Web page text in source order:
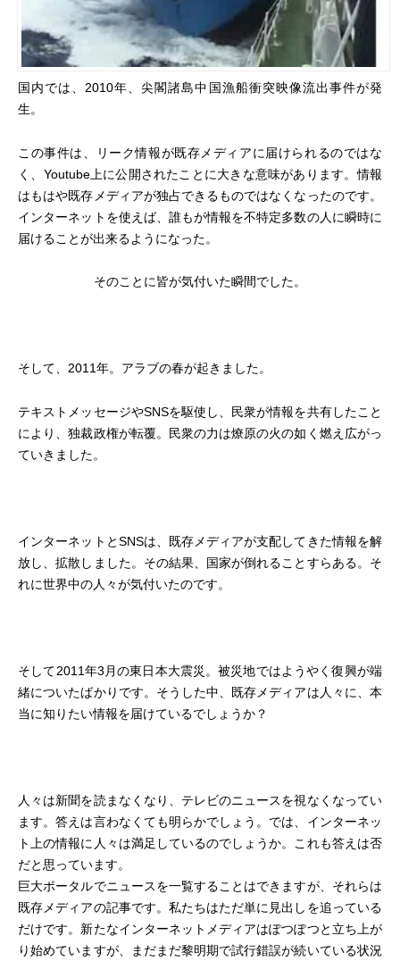
国内では、2010年、尖閣諸島中国漁船衝突映像流出事件が発
生。
この事件は、リーク情報が既存メディアに届けられるのではな
く、Youtube上に公開されたことに大きな意味があります。情報
はもはや既存メディアが独占できるものではなくなったのです。
インターネットを使えば、誰もが情報を不特定多数の人に瞬時に
届けることが出来るようになった。
そのことに皆が気付いた瞬間でした。
そして、2011年。 アラブの春が起きました。
テキストメッセージやSNSを駆使し、民衆が情報を共有したこと
により、独裁政権が転覆。民衆の力は燎原の火の如く燃え広がっ
ていきました。
インターネットとSNSは、既存メディアが支配してきた情報を解
放し、拡散しました。その結果、国家が倒れることすらある。そ
れに世界中の人々が気付いたのです。
そして2011年3月の東日本大震災。被災地ではようやく復興が端
緒についたばかりです。そうした中、既存メディアは人々に、本
当に知りたい情報を届けているでしょうか？
人々は新聞を読まなくなり、テレビのニュースを視なくなってい
ます。答えは言わなくても明らかでしょう。では、インターネッ
ト上の情報に人々は満足しているのでしょうか。これも答えは否
だと思っています。
巨大ポータルでニュースを一覧することはできますが、それらは
既存メディアの記事です。私たちはただ単に見出しを追っている
だけです。新たなインターネットメディアはぽつぽつと立ち上が
り始めていますが、まだまだ黎明期で試行錯誤が続いている状況